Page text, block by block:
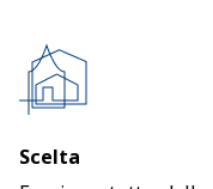
Scelta